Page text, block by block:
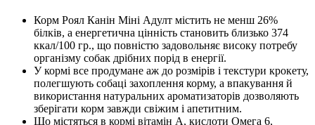
Корм Роял Канін Міні Адулт містить не менш 26%
білків, а енергетична цінність становить близько 374
ккал/100 гр., що повністю задовольняє високу потребу
організму собак дрібних порід в енергії.
У кормі все продумане аж до розмірів і текстури крокету,
полегшують собаці захоплення корму, а впакування й
використання натуральних ароматизаторів дозволяють
зберігати корм завжди свіжим і апетитним.
Що містяться в кормі вітамін А, кислоти Омега 6,